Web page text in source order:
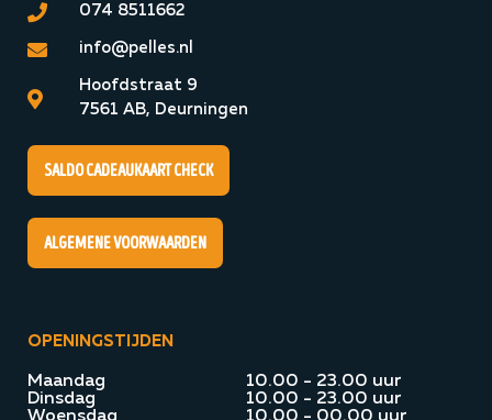
074 8511662
info@pelles.nl
Hoofdstraat 9
7561 AB, Deurningen
Saldo cadeaukaart check
algemene voorwaarden
OPENINGSTIJDEN
Maandag
Dinsdag
10.00 - 23.00 uur
10.00 - 23.00 uur